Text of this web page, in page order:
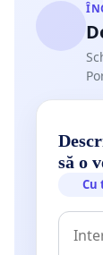
să o
Cu